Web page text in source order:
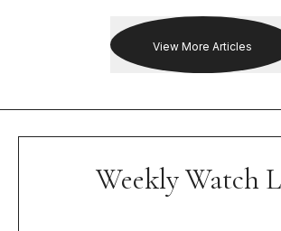
View More Articles
Weekly Watch